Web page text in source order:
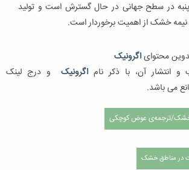
پنبه در سطح جهانی در حال گسترش است و تولید
خشک از اهمیت برخوردار است.
محتوایاگرونیک
و انتشار آن، با ذکر نام اگرونیک
و درج لینک
می باشد.
خشک/ترجمه‌ی عوض کوچکی
در مناطق خشک